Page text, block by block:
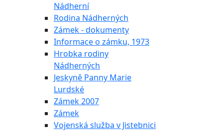
Nádherní
Rodina Nádherných
Zámek - dokumenty
Informace o zámku, 1973
Hrobka rodiny
Nádherných
Jeskyně Panny Marie
Lurdské
Zámek 2007
Zámek
Vojenská služba v Jistebnici